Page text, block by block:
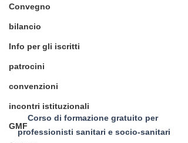
Convegno
bilancio
Info per gli iscritti
patrocini
convenzioni
incontri istituzionali
GMF
Corso di formazione gratuito per
professionisti sanitari e socio-sanitari